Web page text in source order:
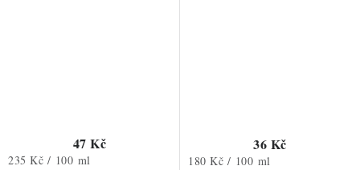
47 Kč
Měrná
235 Kč / 100 ml
36 Kč
Měrná
180 Kč / 100 ml